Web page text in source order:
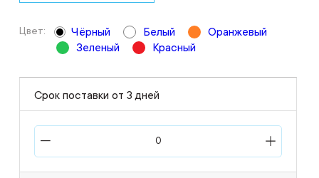
Цвет: Чёрный Белый
Оранжевый
Зеленый
Красный
Срок поставки от 3 дней